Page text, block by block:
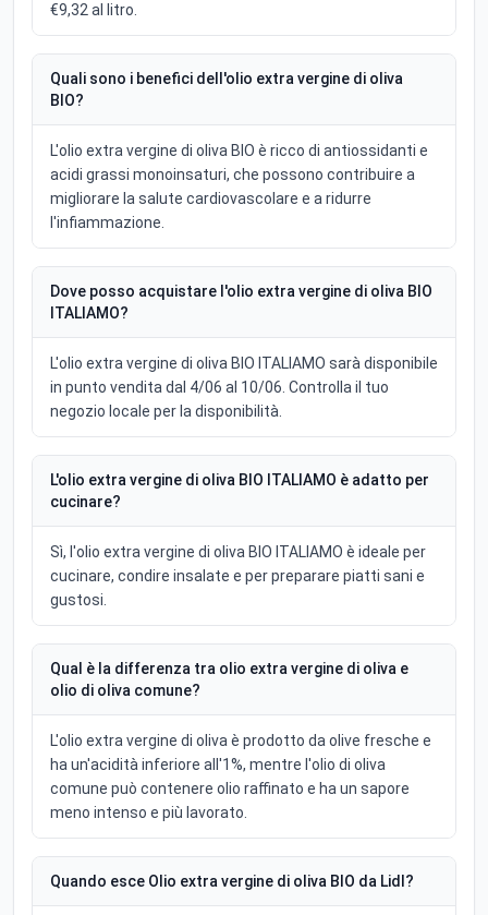
€9,32 al litro.
Quali sono i benefici dell'olio extra vergine di oliva
BIO?
L'olio extra vergine di oliva BIO è ricco di antiossidanti e
acidi grassi monoinsaturi, che possono contribuire a
migliorare la salute cardiovascolare e a ridurre
l'infiammazione.
Dove posso acquistare l'olio extra vergine di oliva BIO
ITALIAMO?
L'olio extra vergine di oliva BIO ITALIAMO sarà disponibile
in punto vendita dal 4/06 al 10/06. Controlla il tuo
negozio locale per la disponibilità.
L'olio extra vergine di oliva BIO ITALIAMO è adatto per
cucinare?
Sì, l'olio extra vergine di oliva BIO ITALIAMO è ideale per
cucinare, condire insalate e per preparare piatti sani e
gustosi.
Qual è la differenza tra olio extra vergine di oliva e
olio di oliva comune?
L'olio extra vergine di oliva è prodotto da olive fresche e
ha un'acidità inferiore all'1%, mentre l'olio di oliva
comune può contenere olio raffinato e ha un sapore
meno intenso e più lavorato.
Quando esce Olio extra vergine di oliva BIO da Lidl?